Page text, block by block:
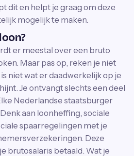
dit en helpt je graag om deze
mogelijk te maken.
er meestal over een bruto
Maar pas op, reken je niet
niet wat er daadwerkelijk op je
Je ontvangt slechts een deel
Nederlandse staatsburger
aan loonheffing, sociale
spaarregelingen met je
Deze
brutosalaris betaald. Wat je